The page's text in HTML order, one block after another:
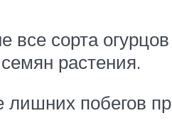
все сорта
растения.
побегов